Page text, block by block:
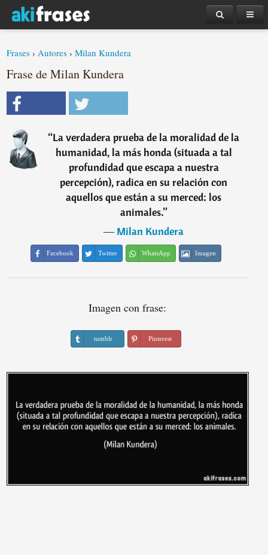
Frases ›Autores ›Milan Kundera
Frase de Milan Kundera
“La verdadera prueba de la moralidad de la
humanidad, la más honda (situada a tal
profundidad que escapa a nuestra
percepción), radica en su relación con
aquellos que están a su merced: los
animales.”
―Milan Kundera
Facebook Twitter WhatsApp Imagen
Imagen con frase:
tumblr Pinterest